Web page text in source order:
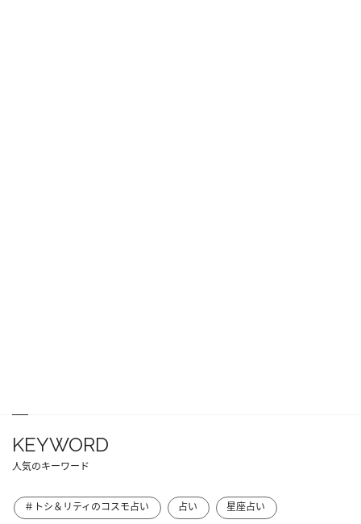
KEYWORD
人気のキーワード
＃トシ＆リティのコスモ占い 占い
星座占い